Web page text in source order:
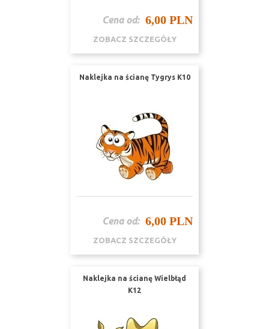
Cena od: 6,00 PLN
ZOBACZ SZCZEGÓŁY
Naklejka na ścianę Tygrys K10
Cena od: 6,00 PLN
ZOBACZ SZCZEGÓŁY
Naklejka na ścianę Wielbłąd
K12